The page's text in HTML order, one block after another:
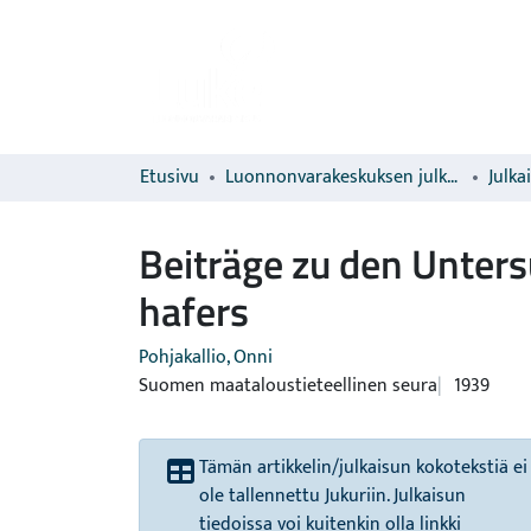
Etusivu Luonnonvarakeskuksen julkaisut
Beiträge zu den
hafers
Pohjakallio, Onni
Suomen maataloustieteellinen seura 1939
Tämän artikkelin/julkaisun kokotekstiä ei
ole tallennettu Jukuriin. Julkaisun
tiedoissa voi kuitenkin olla linkki